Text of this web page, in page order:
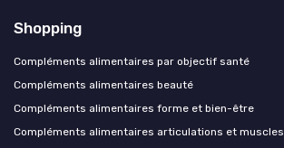
Shopping
Compléments alimentaires par objectif santé
Compléments alimentaires beauté
Compléments alimentaires forme et bien-être
Compléments alimentaires articulations et muscles